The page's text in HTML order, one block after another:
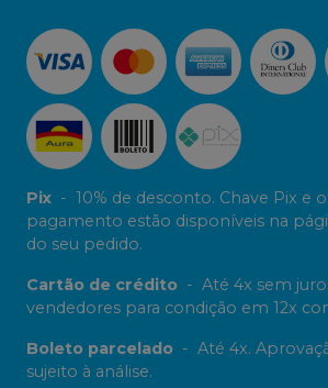
Pix - 10% de desconto. Chave Pix e
pagamento estão disponíveis na
do seu pedido.
Cartão de crédito - Até 4x sem
vendedores para condição em 12x
Boleto parcelado - Até 4x.
sujeito à análise.